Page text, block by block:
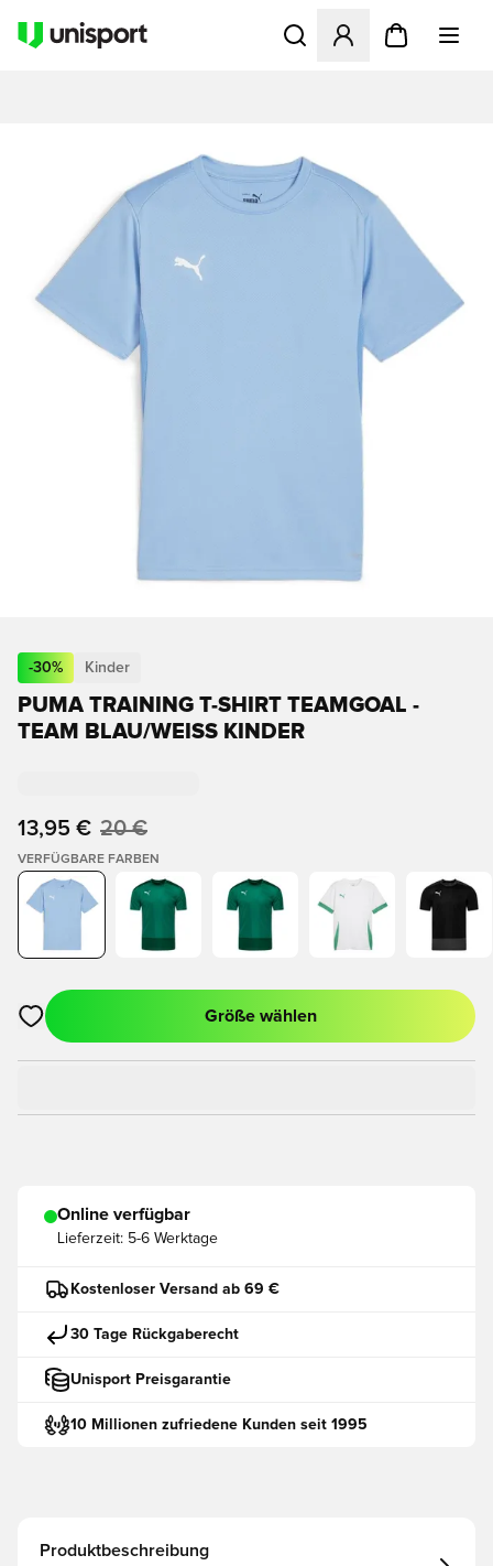
Öffnet ein neues Fenster
-30% Kinder
PUMA TRAINING T-SHIRT TEAMGOAL -
TEAM BLAU/WEISS KINDER
13,95 € 20 €
VERFÜGBARE FARBEN
Öffnet ein neues Fenster zum Anmelden oder Registrieren
Größe wählen
Online verfügbar
Lieferzeit: 5-6 Werktage
Kostenloser Versand ab 69 €
30 Tage Rückgaberecht
Unisport Preisgarantie
10 Millionen zufriedene Kunden seit 1995
Produktbeschreibung